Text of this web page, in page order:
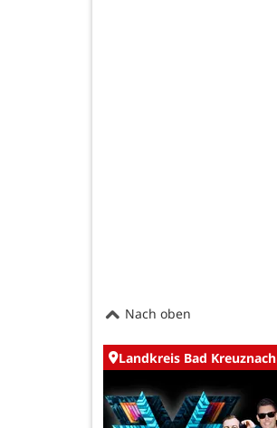
Nach oben
Landkreis Bad Kreuznach